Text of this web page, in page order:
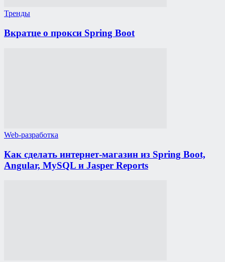
Тренды
Вкратце о прокси Spring Boot
Web-разработка
Как сделать интернет-магазин из Spring Boot,
Angular, MySQL и Jasper Reports